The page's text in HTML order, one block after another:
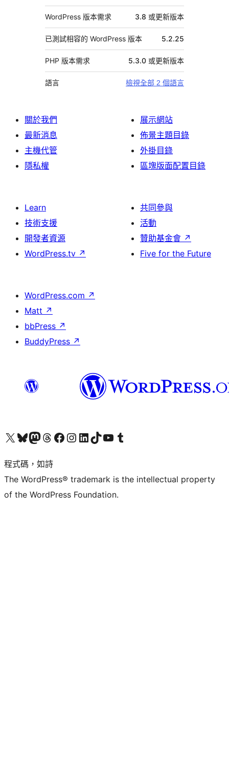
WordPress 版本需求 3.8 或更新版本
已測試相容的 WordPress 版本 5.2.25
PHP 版本需求 5.3.0 或更新版本
語言 檢視全部 2 個語言
關於我們
最新消息
主機代管
隱私權
展示網站
佈景主題目錄
外掛目錄
區塊版面配置目錄
Learn
技術支援
開發者資源
WordPress.tv ↗
共同參與
活動
贊助基金會 ↗
Five for the Future
WordPress.com ↗
Matt ↗
bbPress ↗
BuddyPress ↗
查看我們的 X (之前的 Twitter) 帳號造訪我們的 Bluesky 帳號造訪我們的 Mastodon 帳號造訪我們的 Threads 帳號 造訪我們的 Facebook 粉絲專頁Visit our Instagram account
Visit our LinkedIn account
造訪我們的 TikTok 帳號Visit our YouTube channel
造訪我們的 Tumblr 帳號
程式碼，如詩
The WordPress® trademark is the intellectual property
of the WordPress Foundation.